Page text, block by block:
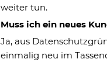
weiter tun.
Muss ich ein neues
Ja, aus
einmalig neu im